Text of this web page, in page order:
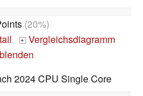
(20%)
+ Vergleichsdiagramm
2024 CPU Single Core